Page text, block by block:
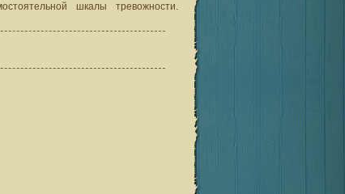
шкалы тревожности.